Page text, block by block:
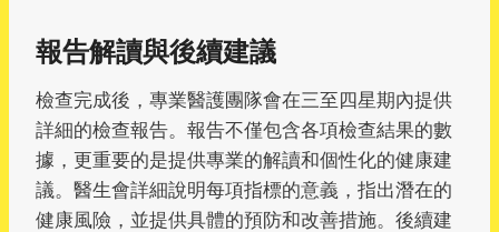
報告解讀與後續建議
檢查完成後，專業醫護團隊會在三至四星期內提供
詳細的檢查報告。報告不僅包含各項檢查結果的數
據，更重要的是提供專業的解讀和個性化的健康建
議。醫生會詳細說明每項指標的意義，指出潛在的
健康風險，並提供具體的預防和改善措施。後續建